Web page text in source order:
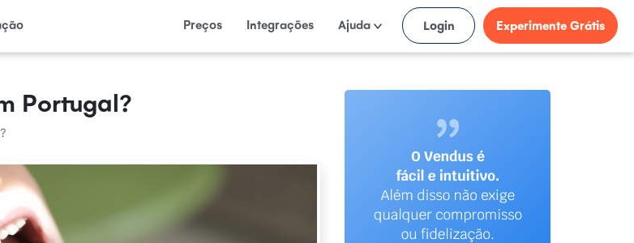
Preços Integrações Ajuda Login Experimente Grátis
Portugal?